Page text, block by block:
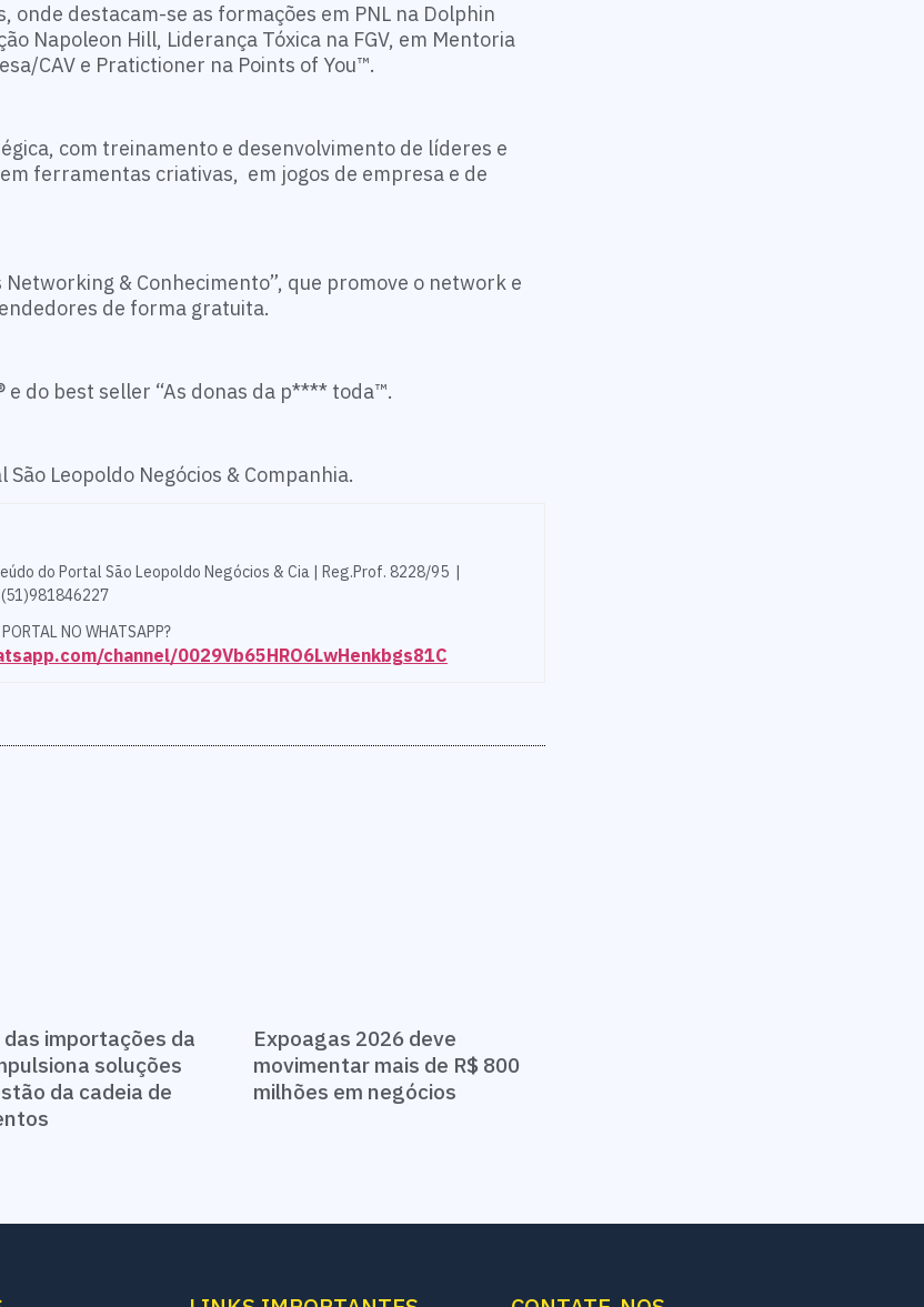
onde destacam-se as formações em PNL na Dolphin
Napoleon Hill, Liderança Tóxica na FGV, em Mentoria
CAV e Pratictioner na Points of You™.
com treinamento e desenvolvimento de líderes e
ferramentas criativas, em jogos de empresa e de
& Conhecimento”, que promove o network e
de forma gratuita.
do best seller “As donas da p**** toda™.
Leopoldo Negócios & Companhia.
do Portal São Leopoldo Negócios & Cia | Reg.Prof. 8228/95 |
NO WHATSAPP?
channel/0029Vb65HRO6LwHenkbgs81C
importações da
soluções
da cadeia de
Expoagas 2026 deve
movimentar mais de R$ 800
milhões em negócios